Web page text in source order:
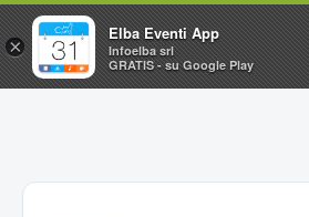
Home
×
Elba Eventi App
Infoelba srl
GRATIS - su Google Play